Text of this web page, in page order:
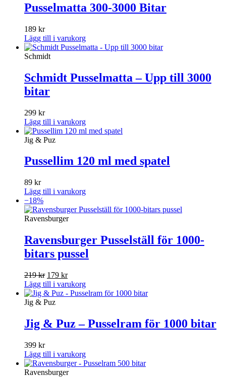
Pusselmatta 300-3000 Bitar
189 kr
Lägg till i varukorg
Schmidt
Schmidt Pusselmatta – Upp till 3000
bitar
299 kr
Lägg till i varukorg
Jig & Puz
Pussellim 120 ml med spatel
89 kr
Lägg till i varukorg
−18%
Ravensburger
Ravensburger Pusselställ för 1000-
bitars pussel
219kr Det
ursprungliga
priset
var:
179 krDet
nuvarande
priset
Lägg till i varukorg
Jig & Puz
Jig & Puz – Pusselram för 1000 bitar
399 kr
Lägg till i varukorg
Ravensburger